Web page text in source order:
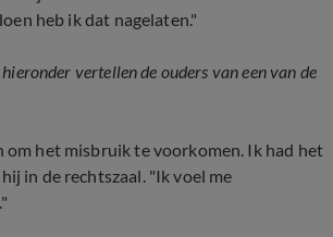
heb ik dat nagelaten."
vertellen de ouders van een van de
'Onze wereld stortte in'
om het misbruik te voorkomen. Ik had het
in de rechtszaal. "Ik voel me